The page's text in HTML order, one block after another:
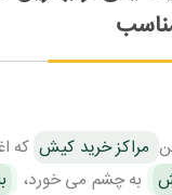
مراکز خرید کیش که
به چشم می خورد،